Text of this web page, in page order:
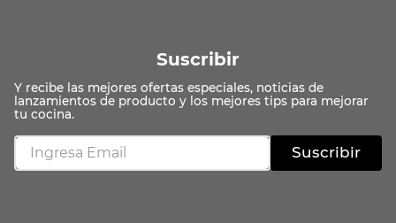
Suscribir
Suscribir